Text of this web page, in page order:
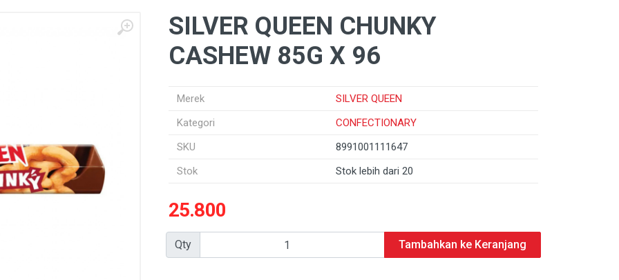
SILVER QUEEN CHUNKY
CASHEW 85G X 96
Merek
SILVER QUEEN
Kategori
CONFECTIONARY
SKU
8991001111647
Stok
Stok lebih dari 20
25.800
Qty Tambahkan ke Keranjang